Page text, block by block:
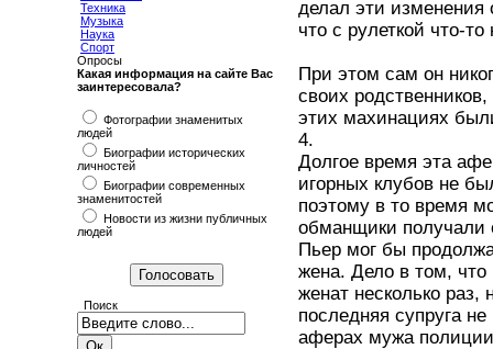
Техника
Музыка
Наука
Спорт
Опросы
Какая информация на сайте Вас
заинтересовала?
Фотографии знаменитых
людей
Биографии исторических
личностей
Биографии современных
знаменитостей
Новости из жизни публичных
людей
Поиск
делал эти изменения
что с рулеткой что-то
При этом сам он
своих
этих махинациях
4.
Долгое время эта
игорных клубов не
поэтому в то время
обманщики получали
Пьер мог бы
жена. Дело в том,
женат несколько раз,
последняя супруга
аферах мужа